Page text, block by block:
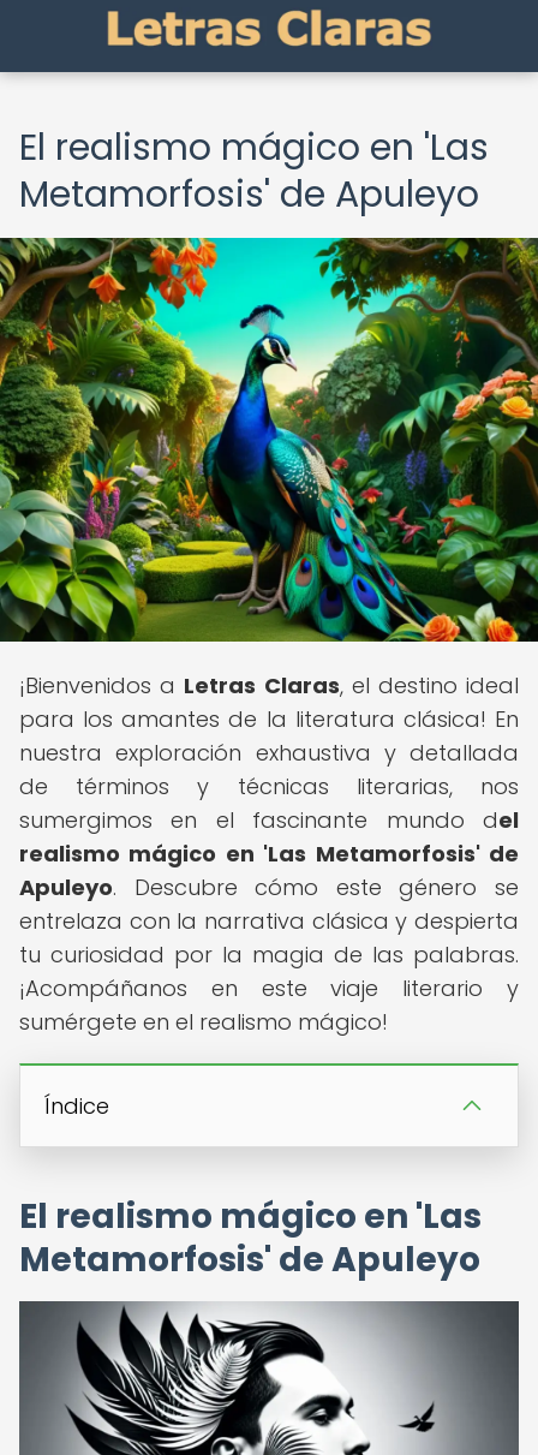
El realismo mágico en 'Las
Metamorfosis' de Apuleyo
¡Bienvenidos a Letras Claras, el destino ideal
para los amantes de la literatura clásica! En
nuestra exploración exhaustiva y detallada
de términos y técnicas literarias, nos
sumergimos en el fascinante mundo del
realismo mágico en 'Las Metamorfosis' de
Apuleyo. Descubre cómo este género se
entrelaza con la narrativa clásica y despierta
tu curiosidad por la magia de las palabras.
¡Acompáñanos en este viaje literario y
sumérgete en el realismo mágico!
Índice
El realismo mágico en 'Las
Metamorfosis' de Apuleyo